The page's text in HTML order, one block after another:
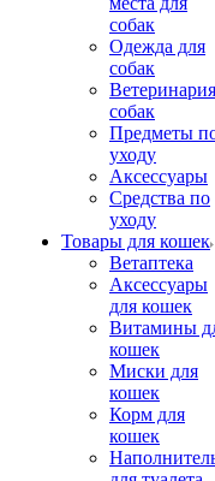
собак
Одежда для
собак
Ветеринария
собак
Предметы
уходу
Аксессуары
Средства по
уходу
Товары для кошек
Ветаптека
Аксессуары
для кошек
Витамины
кошек
Миски для
кошек
Корм для
кошек